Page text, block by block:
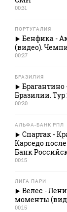
00:31
ПОРТУГАЛИЯ
Бенфика -
(видео).
00:27
БРАЗИЛИЯ
Бразилии. Тур
00:20
АЛЬФА-БАНК РПЛ
Спартак -
Карседо
Банк
00:15
ЛИГА ПАРИ
Велес -
моменты
00:15